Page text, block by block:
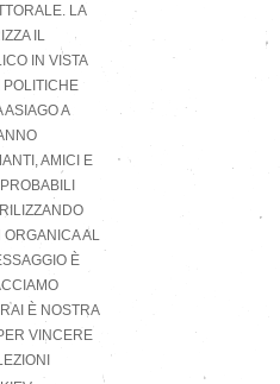
LA
IL
IN VISTA
POLITICHE
ASIAGO A
AMICI E
AL
È
È NOSTRA
VINCERE